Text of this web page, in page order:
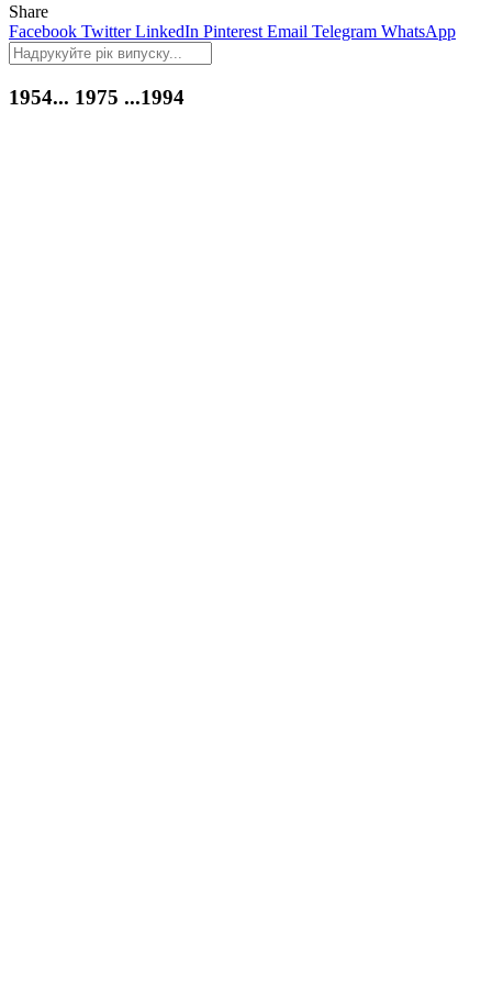
Share
Facebook Twitter LinkedIn Pinterest Email Telegram WhatsApp
1954... 1975 ...1994